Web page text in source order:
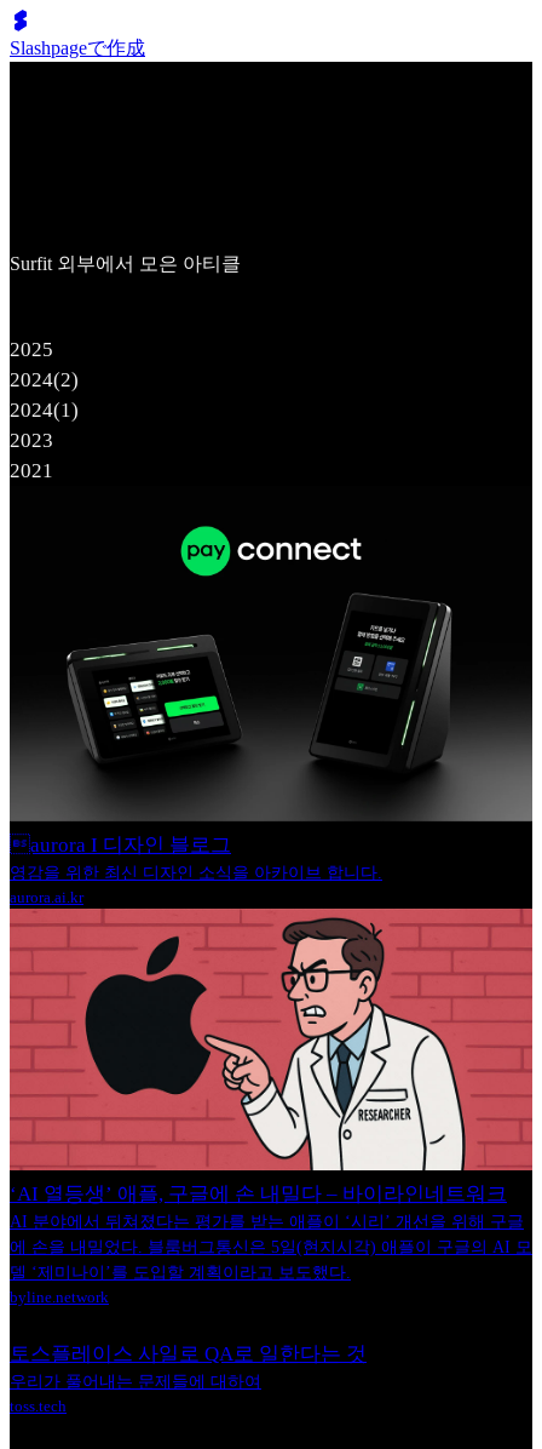
Slashpageで作成
Surfit 외부에서 모은 아티클
2025
2024(2)
2024(1)
2023
2021
aurora I 디자인 블로그
영감을 위한 최신 디자인 소식을 아카이브 합니다.
aurora.ai.kr
‘AI 열등생’ 애플, 구글에 손 내밀다 – 바이라인네트워크
AI 분야에서 뒤쳐졌다는 평가를 받는 애플이 ‘시리’ 개선을 위해 구글
에 손을 내밀었다. 블룸버그통신은 5일(현지시각) 애플이 구글의 AI 모
델 ‘제미나이’를 도입할 계획이라고 보도했다.
byline.network
토스플레이스 사일로 QA로 일한다는 것
우리가 풀어내는 문제들에 대하여
toss.tech